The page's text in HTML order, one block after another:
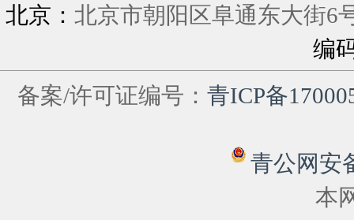
北京： 北京市朝阳区阜通东大
编
备案/许可证编号： 青ICP备
青公网安
本